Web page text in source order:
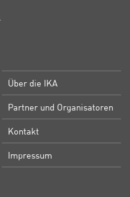
Über die IKA
Partner und Organisatoren
Kontakt
Impressum